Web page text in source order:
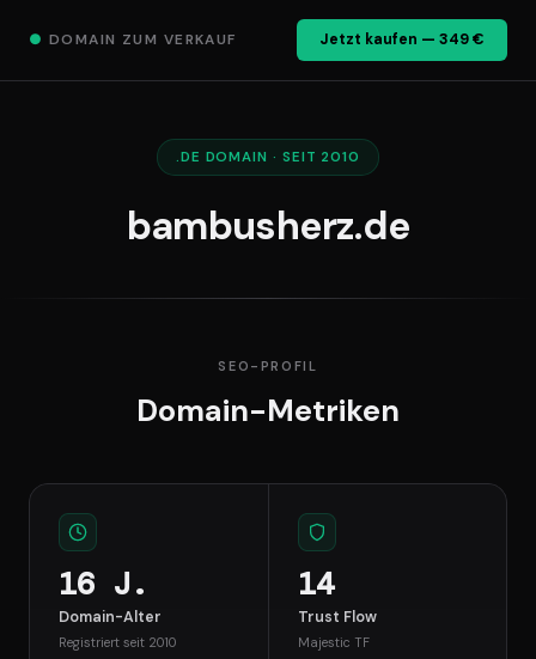
● DOMAIN ZUM VERKAUF Jetzt kaufen — 349 €
.DE DOMAIN · SEIT 2010
bambusherz.de
SEO-PROFIL
Domain-Metriken
16 J.
Domain-Alter
Registriert seit 2010
14
Trust Flow
Majestic TF